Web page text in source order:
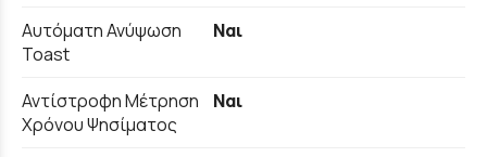
Αυτόματη Ανύψωση
Toast
Ναι
Αντίστροφη Μέτρηση
Χρόνου Ψησίματος
Ναι